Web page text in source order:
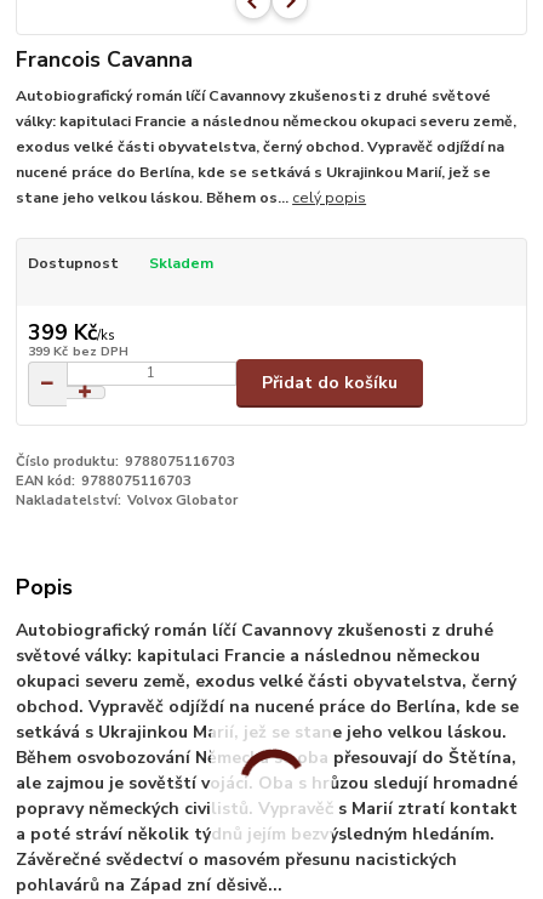
Francois Cavanna
Autobiografický román líčí Cavannovy zkušenosti z druhé světové
války: kapitulaci Francie a následnou německou okupaci severu země,
exodus velké části obyvatelstva, černý obchod. Vypravěč odjíždí na
nucené práce do Berlína, kde se setkává s Ukrajinkou Marií, jež se
stane jeho velkou láskou. Během os... celý popis
Dostupnost Skladem
399 Kč/ks
399 Kč bez DPH
Přidat do košíku
Číslo produktu: 9788075116703
EAN kód: 9788075116703
Nakladatelství: Volvox Globator
Popis
Autobiografický román líčí Cavannovy zkušenosti z druhé
světové války: kapitulaci Francie a následnou německou
okupaci severu země, exodus velké části obyvatelstva, černý
obchod. Vypravěč odjíždí na nucené práce do Berlína, kde se
setkává s Ukrajinkou Marií, jež se stane jeho velkou láskou.
Během osvobozování Německa se oba přesouvají do Štětína,
ale zajmou je sovětští vojáci. Oba s hrůzou sledují hromadné
popravy německých civilistů. Vypravěč s Marií ztratí kontakt
a poté stráví několik týdnů jejím bezvýsledným hledáním.
Závěrečné svědectví o masovém přesunu nacistických
pohlavárů na Západ zní děsivě...